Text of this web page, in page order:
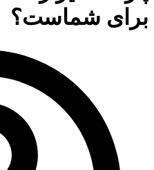
برای شماست؟